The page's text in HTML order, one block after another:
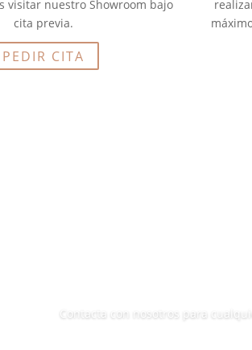
visitar nuestro Showroom bajo
cita previa.
PEDIR CITA
Contacta con nosotros para